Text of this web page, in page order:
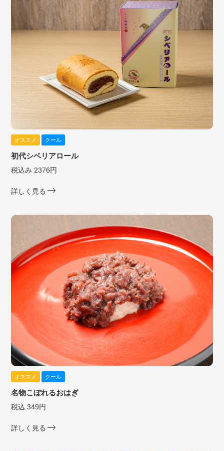
オススメ クール
初代シベリアロール
税込み 2376円
詳しく見る
オススメ クール
名物こぼれるおはぎ
税込 349円
詳しく見る